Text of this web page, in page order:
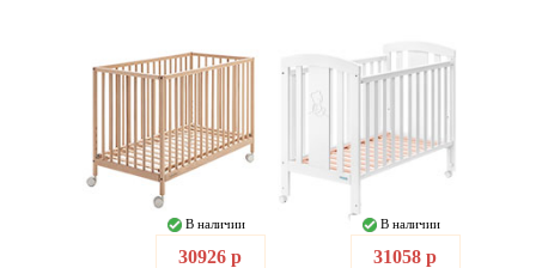
В наличии
30926 р
В наличии
31058 р